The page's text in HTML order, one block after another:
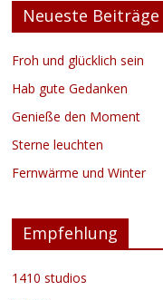
Neueste Beiträge
Froh und glücklich sein
Hab gute Gedanken
Genieße den Moment
Sterne leuchten
Fernwärme und Winter
Empfehlung
1410 studios